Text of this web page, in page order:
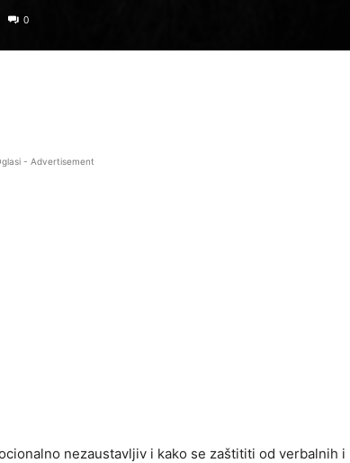
0
- Advertisement
nezaustavljiv i kako se zaštititi od verbalnih i